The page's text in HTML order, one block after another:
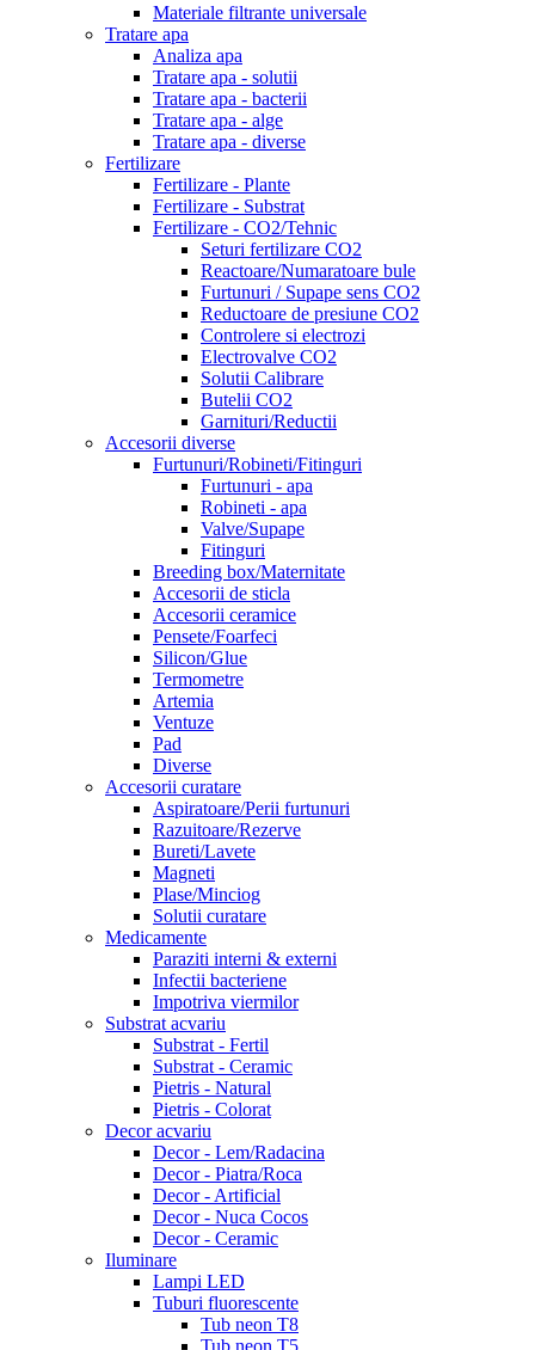
Materiale filtrante universale
Tratare apa
Analiza apa
Tratare apa - solutii
Tratare apa - bacterii
Tratare apa - alge
Tratare apa - diverse
Fertilizare
Fertilizare - Plante
Fertilizare - Substrat
Fertilizare - CO2/Tehnic
Seturi fertilizare CO2
Reactoare/Numaratoare bule
Furtunuri / Supape sens CO2
Reductoare de presiune CO2
Controlere si electrozi
Electrovalve CO2
Solutii Calibrare
Butelii CO2
Garnituri/Reductii
Accesorii diverse
Furtunuri/Robineti/Fitinguri
Furtunuri - apa
Robineti - apa
Valve/Supape
Fitinguri
Breeding box/Maternitate
Accesorii de sticla
Accesorii ceramice
Pensete/Foarfeci
Silicon/Glue
Termometre
Artemia
Ventuze
Pad
Diverse
Accesorii curatare
Aspiratoare/Perii furtunuri
Razuitoare/Rezerve
Bureti/Lavete
Magneti
Plase/Minciog
Solutii curatare
Medicamente
Paraziti interni & externi
Infectii bacteriene
Impotriva viermilor
Substrat acvariu
Substrat - Fertil
Substrat - Ceramic
Pietris - Natural
Pietris - Colorat
Decor acvariu
Decor - Lem/Radacina
Decor - Piatra/Roca
Decor - Artificial
Decor - Nuca Cocos
Decor - Ceramic
Iluminare
Lampi LED
Tuburi fluorescente
Tub neon T8
Tub neon T5